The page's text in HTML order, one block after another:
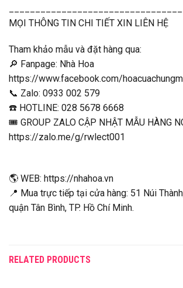
MỌI THÔNG TIN CHI TIẾT XIN LIÊN HỆ
Tham khảo mẫu và đặt hàng qua:
🔎 Fanpage: Nhà Hoa
https://www.facebook.com/
📞 Zalo: 0933 002 579
☎️ HOTLINE: 028 5678 6668
🎟 GROUP ZALO CẬP NHẬT MẪU HÀNG
https://zalo.me/g/rwlect001
🌎 WEB: https://nhahoa.vn
📍 Mua trực tiếp tại cửa hàng: 51 Núi
quận Tân Bình, TP. Hồ Chí Minh.
RELATED PRODUCTS